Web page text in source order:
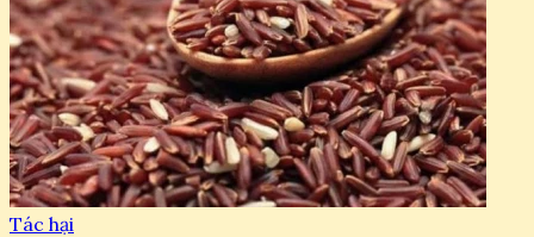
Tác hại